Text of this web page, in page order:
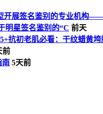
开展签名鉴别的专业机构
明星签名鉴别的“C 前天
抗初老肌必看：干纹蜡黄
前
南 5天前